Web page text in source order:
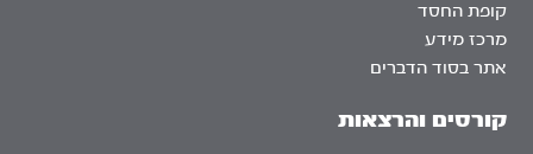
קופת החסד
מרכז מידע
אתר בסוד הדברים
קורסים והרצאות